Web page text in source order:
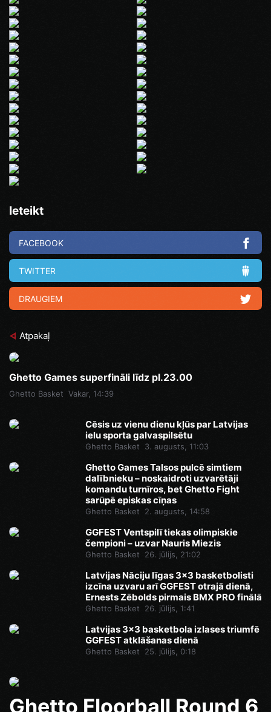
Ieteikt
FACEBOOK
TWITTER
DRAUGIEM
Atpakaļ
Ghetto Games superfināli līdz pl.23.00
Ghetto Basket Vakar, 14:39
Cēsis uz vienu dienu kļūs par Latvijas
ielu sporta galvaspilsētu
Ghetto Basket 3. augusts, 11:03
Ghetto Games Talsos pulcē simtiem
dalībnieku – noskaidroti uzvarētāji
komandu turnīros, bet Ghetto Fight
sarūpē episkas cīņas
Ghetto Basket 2. augusts, 14:58
GGFEST Ventspilī tiekas olimpiskie
čempioni – uzvar Nauris Miezis
Ghetto Basket 26. jūlijs, 21:02
Latvijas Nāciju līgas 3x3 basketbolisti
izcīna uzvaru arī GGFEST otrajā dienā,
Ernests Zēbolds pirmais BMX PRO finālā
Ghetto Basket 26. jūlijs, 1:41
Latvijas 3x3 basketbola izlases triumfē
GGFEST atklāšanas dienā
Ghetto Basket 25. jūlijs, 0:18
Ghetto Floorball Round 6